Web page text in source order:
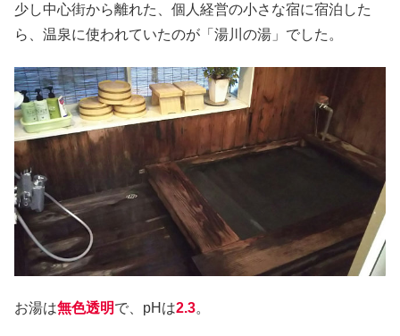
少し中心街から離れた、個人経営の小さな宿に宿泊した
ら、温泉に使われていたのが「湯川の湯」でした。
お湯は無色透明で、pHは2.3。